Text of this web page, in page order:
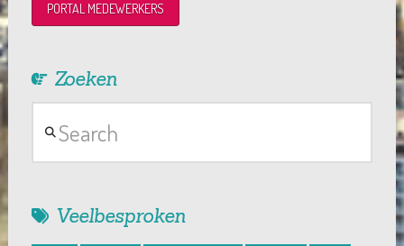
PORTAL MEDEWERKERS
Zoeken
Veelbesproken